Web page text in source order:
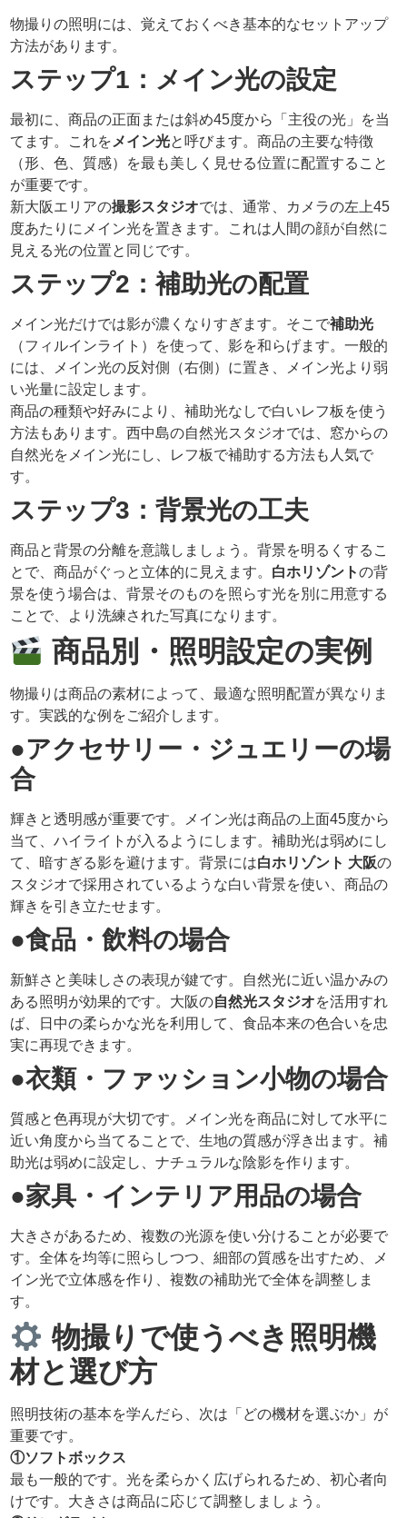
物撮りの照明には、覚えておくべき基本的なセットアップ
方法があります。
ステップ1：メイン光の設定
最初に、商品の正面または斜め45度から「主役の光」を当
てます。これを メイン光と呼びます。商品の主要な特徴
（形、色、質感）を最も美しく見せる位置に配置すること
が重要です。
新大阪エリアの撮影スタジオでは、通常、カメラの左上45
度あたりにメイン光を置きます。これは人間の顔が自然に
見える光の位置と同じです。
ステップ2：補助光の配置
メイン光だけでは影が濃くなりすぎます。そこで補助光
（フィルインライト）を使って、影を和らげます。一般的
には、メイン光の反対側（右側）に置き、メイン光より弱
い光量に設定します。
商品の種類や好みにより、補助光なしで白いレフ板を使う
方法もあります。西中島の自然光スタジオでは、窓からの
自然光をメイン光にし、レフ板で補助する方法も人気で
す。
ステップ3：背景光の工夫
商品と背景の分離を意識しましょう。背景を明るくするこ
とで、商品がぐっと立体的に見えます。 白ホリゾントの背
景を使う場合は、背景そのものを照らす光を別に用意する
ことで、より洗練された写真になります。
商品別・照明設定の実例
物撮りは商品の素材によって、最適な照明配置が異なりま
す。実践的な例をご紹介します。
●アクセサリー・ジュエリーの場
合
輝きと透明感が重要です。メイン光は商品の上面45度から
当て、ハイライトが入るようにします。補助光は弱めにし
て、暗すぎる影を避けます。背景には白ホリゾント 大阪の
スタジオで採用されているような白い背景を使い、商品の
輝きを引き立たせます。
●食品・飲料の場合
新鮮さと美味しさの表現が鍵です。自然光に近い温かみの
ある照明が効果的です。大阪の自然光スタジオを活用すれ
ば、日中の柔らかな光を利用して、食品本来の色合いを忠
実に再現できます。
●衣類・ファッション小物の場合
質感と色再現が大切です。メイン光を商品に対して水平に
近い角度から当てることで、生地の質感が浮き出ます。補
助光は弱めに設定し、ナチュラルな陰影を作ります。
●家具・インテリア用品の場合
大きさがあるため、複数の光源を使い分けることが必要で
す。全体を均等に照らしつつ、細部の質感を出すため、メ
イン光で立体感を作り、複数の補助光で全体を調整しま
す。
物撮りで使うべき照明機
材と選び方
照明技術の基本を学んだら、次は「どの機材を選ぶか」が
重要です。
①ソフトボックス
最も一般的です。光を柔らかく広げられるため、初心者向
けです。大きさは商品に応じて調整しましょう。